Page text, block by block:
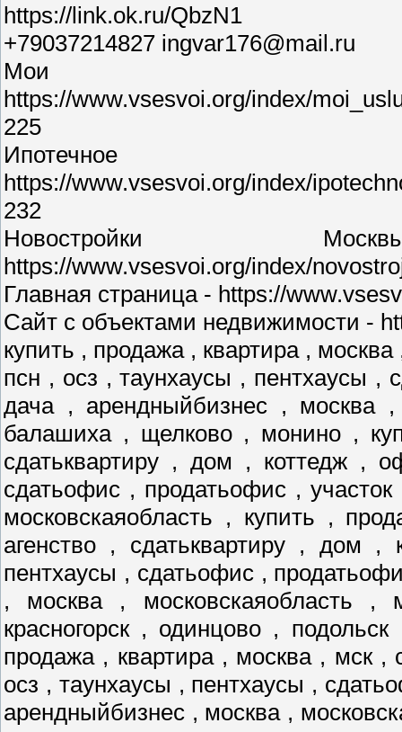
https://link.ok.ru/QbzN1
+79037214827 ingvar176@mail.ru
Мои
https://www.vsesvoi.org/index/
225
Ипотечное
https://www.vsesvoi.org/index/
232
Новостройки
https://www.vsesvoi.org/index/
Главная страница - https://
Сайт с объектами недвижимости -
купить , продажа , квартира ,
псн , осз , таунхаусы , пентхаусы ,
дача , арендныйбизнес , москва
балашиха , щелково , монино ,
сдатьквартиру , дом , коттедж ,
сдатьофис , продатьофис ,
московскаяобласть , купить ,
агенство , сдатьквартиру , дом
пентхаусы , сдатьофис ,
, москва , московскаяобласть
красногорск , одинцово ,
продажа , квартира , москва , мск
осз , таунхаусы , пентхаусы ,
арендныйбизнес , москва ,